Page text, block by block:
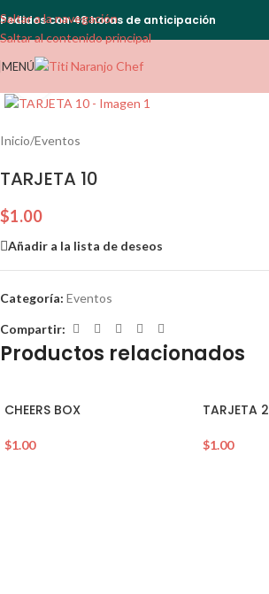
Saltar a la navegación
Saltar al contenido principal
Pedidos con 48 horas de anticipación
MENÚ
Inicio/Eventos
TARJETA 10
$1.00
Añadir a la lista de deseos
Categoría: Eventos
Compartir:
Productos relacionados
CHEERS BOX
$1.00
TARJETA 2
$1.00